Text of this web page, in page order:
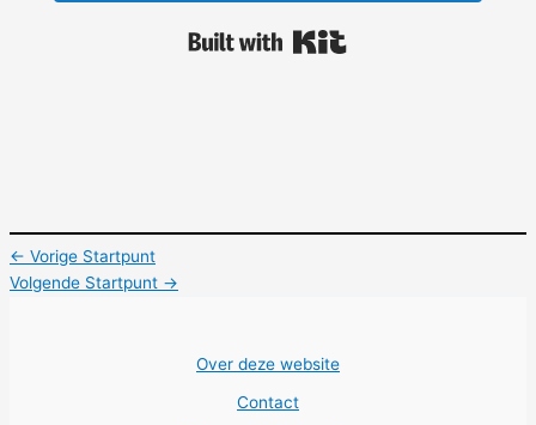
← Vorige Startpunt
Volgende Startpunt →
Over deze website
Contact